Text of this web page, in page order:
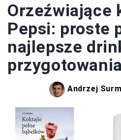
Orzeźwiające
Pepsi: proste
najlepsze
Andrzej